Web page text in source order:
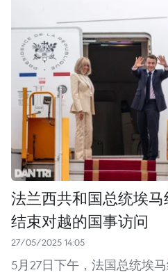
法兰西共和国总统埃马
结束对越的国事访问
27/05/2025 14:05
5月27日下午，法国总统埃